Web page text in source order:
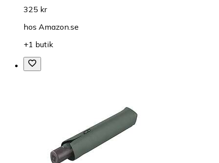
325 kr
hos Amazon.se
+1 butik